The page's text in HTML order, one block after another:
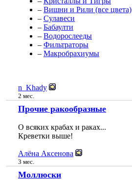
– Вишни и Рили (все цвета)
– Сулавеси
– Бабаулти
– Водорослееды
– Фильтраторы
– Мaкробрахиумы
n_Khady
2 мес.
Прочие ракообразные
О всяких крабах и раках...
Креветки выше!
Алёна Аксенова
3 мес.
Моллюски